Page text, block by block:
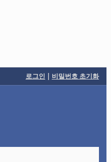
로그인 | 비밀번호 초기화